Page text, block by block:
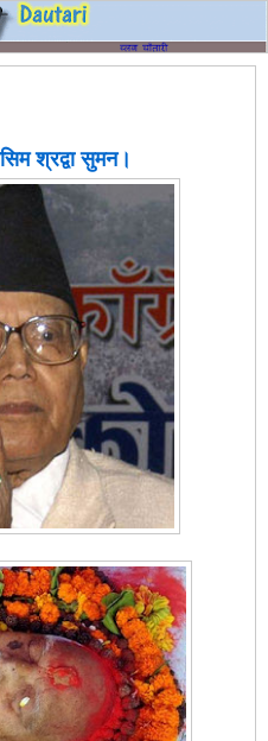
श्रद्वा सुमन।